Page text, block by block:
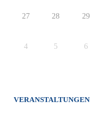
27 28 29
4 5 6
VERANSTALTUNGEN